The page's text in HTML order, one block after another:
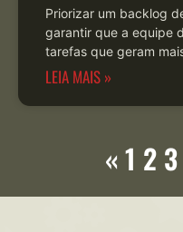
Priorizar um backlog
garantir que a equipe
tarefas que geram
LEIA MAIS »
« 1 2 3